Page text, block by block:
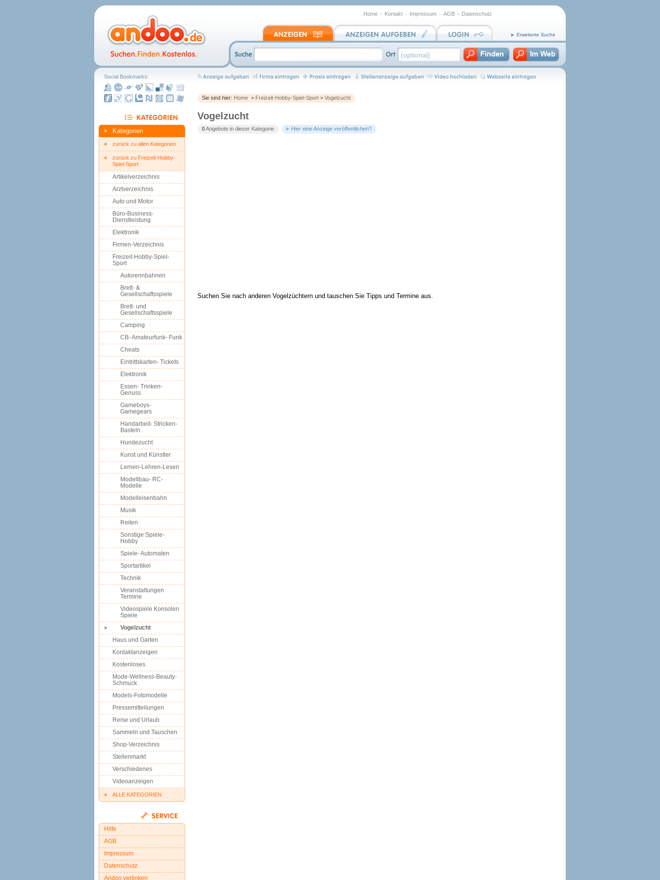
Home Kontakt Impressum AGB Datenschutz
Erweiterte Suche
Sie sind hier: Home > Freizeit-Hobby-Spiel-Sport > Vogelzucht
Vogelzucht
0Angebote in dieser Kategorie Hier eine Anzeige veröffentlichen?
Suchen Sie nach anderen Vogelzüchtern und tauschen Sie Tipps und Termine aus.
Social Bookmarks:
Kategorien
zurück zu allen Kategorien
zurück zu Freizeit-Hobby-
Spiel-Sport
Artikelverzeichnis
Arztverzeichnis
Auto und Motor
Büro-Business-
Dienstleistung
Elektronik
Firmen-Verzeichnis
Freizeit-Hobby-Spiel-
Sport
Autorennbahnen
Brett- &
Gesellschaftsspiele
Brett- und
Gesellschaftsspiele
Camping
CB- Amateurfunk- Funk
Cheats
Eintrittskarten- Tickets
Elektronik
Essen- Trinken-
Genuss
Gameboys-
Gamegears
Handarbeit- Stricken-
Basteln
Hundezucht
Kunst und Künstler
Lernen-Lehren-Lesen
Modellbau- RC-
Modelle
Modelleisenbahn
Musik
Reiten
Sonstige Spiele-
Hobby
Spiele- Automaten
Sportartikel
Technik
Veranstaltungen
Termine
Videospiele Konsolen
Spiele
Vogelzucht
Haus und Garten
Kontaktanzeigen
Kostenloses
Mode-Wellness-Beauty-
Schmuck
Models-Fotomodelle
Pressemitteilungen
Reise und Urlaub
Sammeln und Tauschen
Shop-Verzeichnis
Stellenmarkt
Verschiedenes
Videoanzeigen
ALLE KATEGORIEN
Hilfe
AGB
Impressum
Datenschutz
Andoo verlinken